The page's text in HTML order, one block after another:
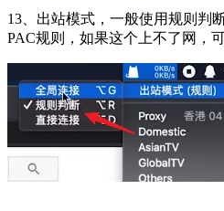
13、出站模式，一般使用规则判
PAC规则，如果这个上不了网，